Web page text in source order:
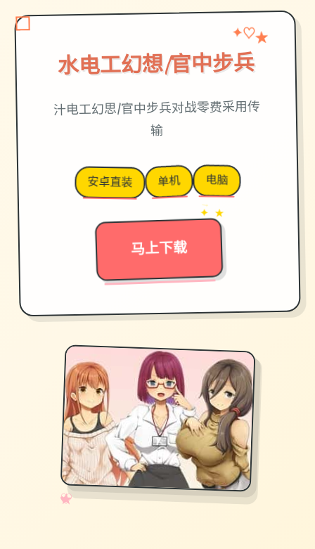
水电工幻想|官中步兵
✦ ♡
★
汁电工幻思|官中步兵对战零费采用传
输
安卓直装 单机 电脑
马上下载
→
✦ ★
✧
♡
★
♥